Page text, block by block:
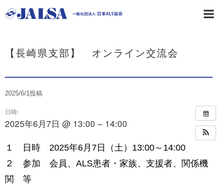
【長崎県支部】 オンライン交流会
2025/6/1投稿
日時:
2025年6月7日 @ 13:00 – 14:00
１ 日時 2025年6月7日（土）13:00～14:00
２ 参加 会員、ALS患者・家族、支援者、関係機
関 等